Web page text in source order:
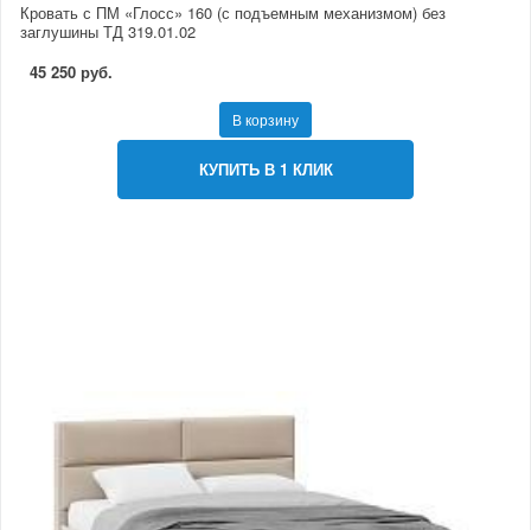
Кровать с ПМ «Глосс» 160 (с подъемным механизмом) без
заглушины ТД 319.01.02
45 250 руб.
В корзину
КУПИТЬ В 1 КЛИК